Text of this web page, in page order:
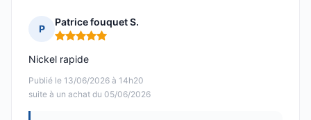
P
Patrice fouquet S.
Note : 5 sur 5
Publié le 13/06/2026 à 14h20
suite à un achat du 05/06/2026
Nickel rapide